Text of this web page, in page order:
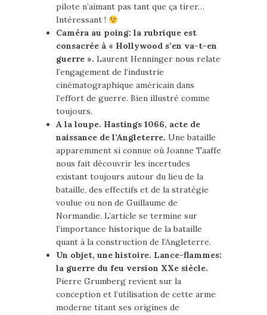
pilote n’aimant pas tant que ça tirer…
Intéressant !
Caméra au poing: la rubrique est
consacrée à « Hollywood s’en va-t-en
guerre ». Laurent Henninger nous relate
l’engagement de l’industrie
cinématographique américain dans
l’effort de guerre. Bien illustré comme
toujours.
A la loupe. Hastings 1066, acte de
naissance de l’Angleterre. Une bataille
apparemment si connue où Joanne Taaffe
nous fait découvrir les incertudes
existant toujours autour du lieu de la
bataille, des effectifs et de la stratégie
voulue ou non de Guillaume de
Normandie. L’article se termine sur
l’importance historique de la bataille
quant à la construction de l’Angleterre.
Un objet, une histoire. Lance-flammes:
la guerre du feu version XXe siècle.
Pierre Grumberg revient sur la
conception et l’utilisation de cette arme
moderne titant ses origines de